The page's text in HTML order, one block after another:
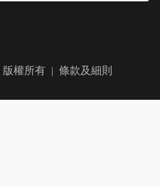
版權所有 | 條款及細則